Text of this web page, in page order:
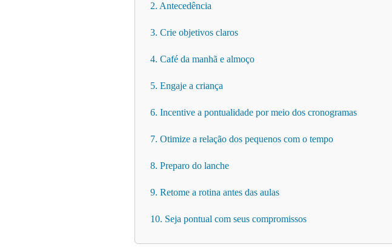
2. Antecedência
3. Crie objetivos claros
4. Café da manhã e almoço
5. Engaje a criança
6. Incentive a pontualidade por meio dos cronogramas
7. Otimize a relação dos pequenos com o tempo
8. Preparo do lanche
9. Retome a rotina antes das aulas
10. Seja pontual com seus compromissos